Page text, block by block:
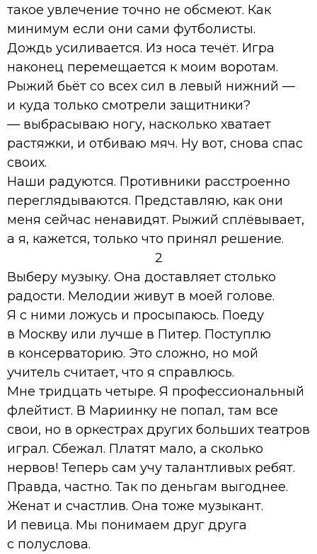
такое увлечение точно не обсмеют. Как
минимум если они сами футболисты.
Дождь усиливается. Из носа течёт. Игра
наконец перемещается к моим воротам.
Рыжий бьёт со всех сил в левый нижний —
и куда только смотрели защитники?
— выбрасываю ногу, насколько хватает
растяжки, и отбиваю мяч. Ну вот, снова спас
своих.
Наши радуются. Противники расстроенно
переглядываются. Представляю, как они
меня сейчас ненавидят. Рыжий сплёвывает,
а я, кажется, только что принял решение.
2
Выберу музыку. Она доставляет столько
радости. Мелодии живут в моей голове.
Я с ними ложусь и просыпаюсь. Поеду
в Москву или лучше в Питер. Поступлю
в консерваторию. Это сложно, но мой
учитель считает, что я справлюсь.
Мне тридцать четыре. Я профессиональный
флейтист. В Мариинку не попал, там все
свои, но в оркестрах других больших театров
играл. Сбежал. Платят мало, а сколько
нервов! Теперь сам учу талантливых ребят.
Правда, частно. Так по деньгам выгоднее.
Женат и счастлив. Она тоже музыкант.
И певица. Мы понимаем друг друга
с полуслова.